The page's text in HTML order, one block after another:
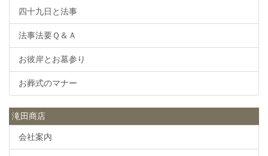
四十九日と法事
法事法要Ｑ＆Ａ
お彼岸とお墓参り
お葬式のマナー
滝田商店
会社案内